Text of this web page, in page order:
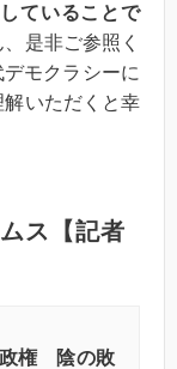
ていることで
是非ご参照く
モクラシーに
いただくと幸
ス【記者
権 陰の敗